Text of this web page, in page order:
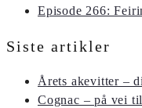
Episode 266:
Siste artikler
Årets akevitter –
Cognac – på vei